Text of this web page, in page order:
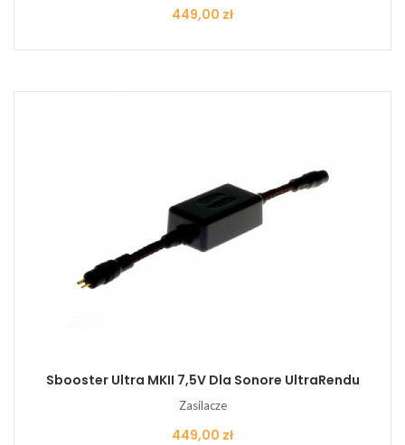
Cena
449,00 zł
Sbooster Ultra MKII 7,5V Dla Sonore UltraRendu
Zasilacze
Cena
449,00 zł